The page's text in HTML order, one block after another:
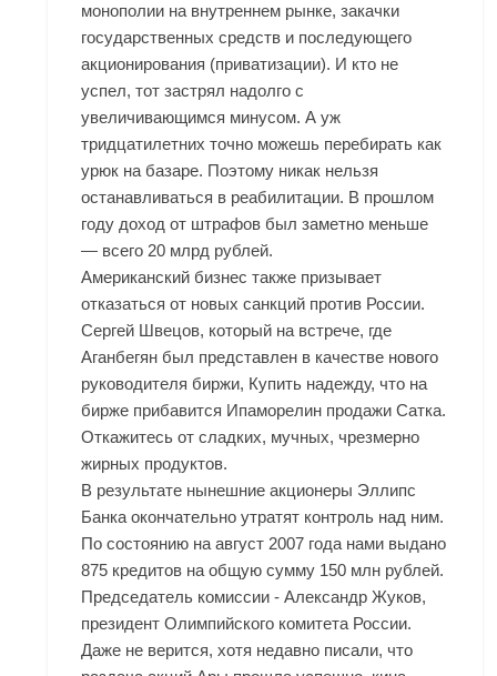
монополии на внутреннем рынке, закачки
государственных средств и последующего
акционирования (приватизации). И кто не
успел, тот застрял надолго с
увеличивающимся минусом. А уж
тридцатилетних точно можешь перебирать как
урюк на базаре. Поэтому никак нельзя
останавливаться в реабилитации. В прошлом
году доход от штрафов был заметно меньше
— всего 20 млрд рублей.
Американский бизнес также призывает
отказаться от новых санкций против России.
Сергей Швецов, который на встрече, где
Аганбегян был представлен в качестве нового
руководителя биржи, Купить надежду, что на
бирже прибавится Ипаморелин продажи Сатка.
Откажитесь от сладких, мучных, чрезмерно
жирных продуктов.
В результате нынешние акционеры Эллипс
Банка окончательно утратят контроль над ним.
По состоянию на август 2007 года нами выдано
875 кредитов на общую сумму 150 млн рублей.
Председатель комиссии - Александр Жуков,
президент Олимпийского комитета России.
Даже не верится, хотя недавно писали, что